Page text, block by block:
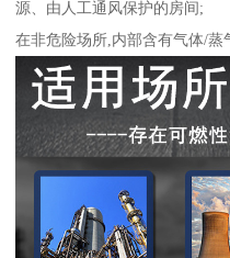
源、由人工通风保护的房间;
在非危险场所,内部含有气体/